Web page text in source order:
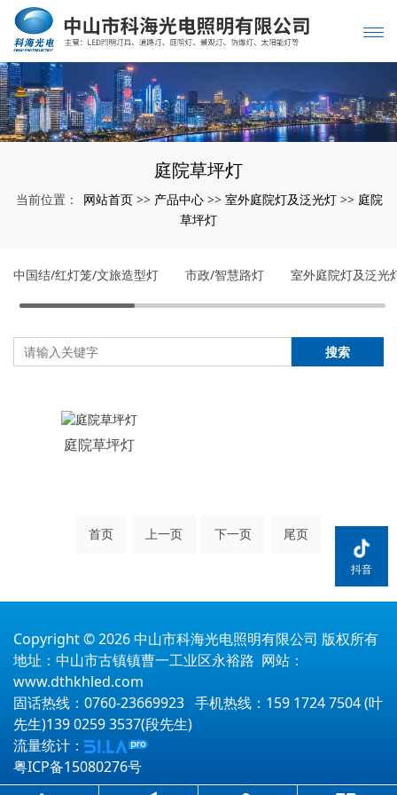
庭院草坪灯
当前位置： 网站首页 >> 产品中心 >> 室外庭院灯及泛光灯 >> 庭院
草坪灯
中国结/红灯笼/文旅造型灯 市政/智慧路灯 室外庭院灯及泛光
搜索
庭院草坪灯
首页 上一页 下一页 尾页
Copyright © 2026 中山市科海光电照明有限公司 版权所有
地址：中山市古镇镇曹一工业区永裕路 网站：
www.dthkhled.com
固话热线：0760-23669923 手机热线：159 1724 7504 (叶
先生)139 0259 3537(段先生)
流量统计：
粤ICP备15080276号
抖音